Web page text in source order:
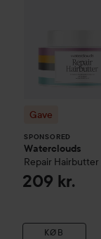
Gave
SPONSORED
Waterclouds
Repair Hairbutter
209 kr.
KØB